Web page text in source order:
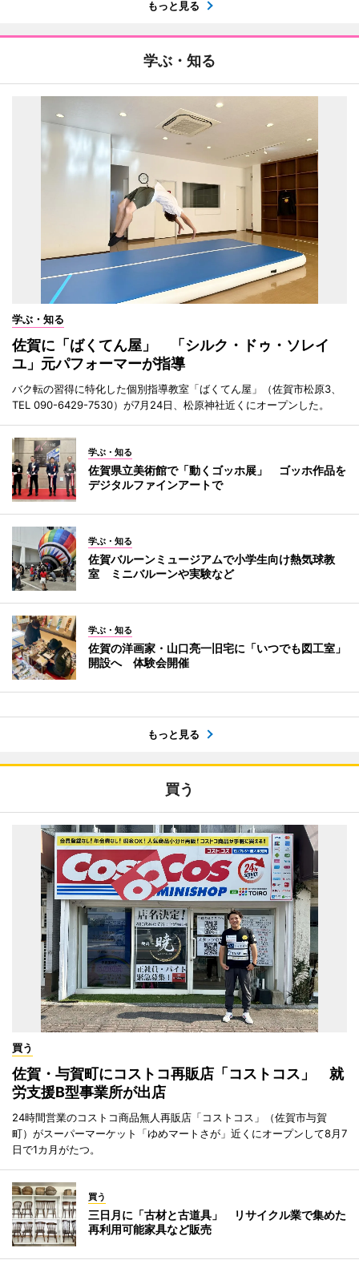
もっと見る
学ぶ・知る
学ぶ・知る
佐賀に「ばくてん屋」 「シルク・ドゥ・ソレイ
ユ」元パフォーマーが指導
バク転の習得に特化した個別指導教室「ばくてん屋」（佐賀市松原3、
TEL 090-6429-7530）が7月24日、松原神社近くにオープンした。
学ぶ・知る
佐賀県立美術館で「動くゴッホ展」 ゴッホ作品を
デジタルファインアートで
学ぶ・知る
佐賀バルーンミュージアムで小学生向け熱気球教
室 ミニバルーンや実験など
学ぶ・知る
佐賀の洋画家・山口亮一旧宅に「いつでも図工室」
開設へ 体験会開催
もっと見る
買う
買う
佐賀・与賀町にコストコ再販店「コストコス」 就
労支援B型事業所が出店
24時間営業のコストコ商品無人再販店「コストコス」（佐賀市与賀
町）がスーパーマーケット「ゆめマートさが」近くにオープンして8月7
日で1カ月がたつ。
買う
三日月に「古材と古道具」 リサイクル業で集めた
再利用可能家具など販売